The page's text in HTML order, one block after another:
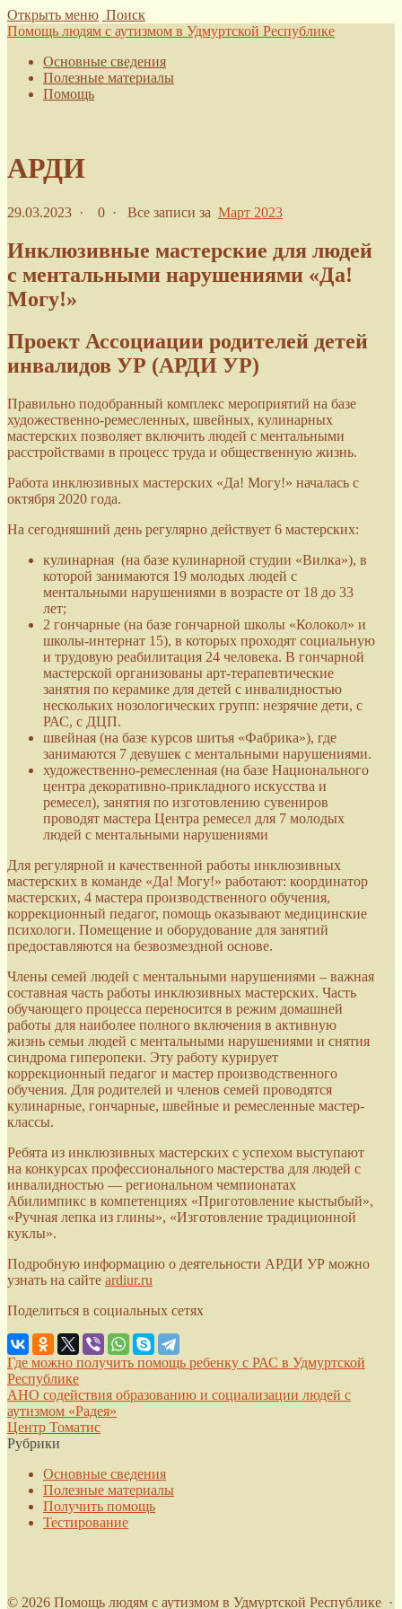
Открыть меню Поиск
Помощь людям с аутизмом в Удмуртской Республике
Основные сведения
Полезные материалы
Помощь
АРДИ
29.03.2023 · 0 · Все записи за Март 2023
Инклюзивные мастерские для людей
с ментальными нарушениями «Да!
Могу!»
Проект Ассоциации родителей детей
инвалидов УР (АРДИ УР)
Правильно подобранный комплекс мероприятий на базе
художественно-ремесленных, швейных, кулинарных
мастерских позволяет включить людей с ментальными
расстройствами в процесс труда и общественную жизнь.
Работа инклюзивных мастерских «Да! Могу!» началась с
октября 2020 года.
На сегодняшний день регулярно действует 6 мастерских:
кулинарная (на базе кулинарной студии «Вилка»), в
которой занимаются 19 молодых людей с
ментальными нарушениями в возрасте от 18 до 33
лет;
2 гончарные (на базе гончарной школы «Колокол» и
школы-интернат 15), в которых проходят социальную
и трудовую реабилитация 24 человека. В гончарной
мастерской организованы арт-терапевтические
занятия по керамике для детей с инвалидностью
нескольких нозологических групп: незрячие дети, с
РАС, с ДЦП.
швейная (на базе курсов шитья «Фабрика»), где
занимаются 7 девушек с ментальными нарушениями.
художественно-ремесленная (на базе Национального
центра декоративно-прикладного искусства и
ремесел), занятия по изготовлению сувениров
проводят мастера Центра ремесел для 7 молодых
людей с ментальными нарушениями
Для регулярной и качественной работы инклюзивных
мастерских в команде «Да! Могу!» работают: координатор
мастерских, 4 мастера производственного обучения,
коррекционный педагог, помощь оказывают медицинские
психологи. Помещение и оборудование для занятий
предоставляются на безвозмездной основе.
Члены семей людей с ментальными нарушениями – важная
составная часть работы инклюзивных мастерских. Часть
обучающего процесса переносится в режим домашней
работы для наиболее полного включения в активную
жизнь семьи людей с ментальными нарушениями и снятия
синдрома гиперопеки. Эту работу курирует
коррекционный педагог и мастер производственного
обучения. Для родителей и членов семей проводятся
кулинарные, гончарные, швейные и ремесленные мастер-
классы.
Ребята из инклюзивных мастерских с успехом выступают
на конкурсах профессионального мастерства для людей с
инвалидностью — региональном чемпионатах
Абилимпикс в компетенциях «Приготовление кыстыбый»,
«Ручная лепка из глины», «Изготовление традиционной
куклы».
Подробную информацию о деятельности АРДИ УР можно
узнать на сайте ardiur.ru
Поделиться в социальных сетях
Где можно получить помощь ребенку с РАС в Удмуртской
Республике
АНО содействия образованию и социализации людей с
аутизмом «Радея»
Центр Томатис
Рубрики
Основные сведения
Полезные материалы
Получить помощь
Тестирование
© 2026 Помощь людям с аутизмом в Удмуртской Республике ·